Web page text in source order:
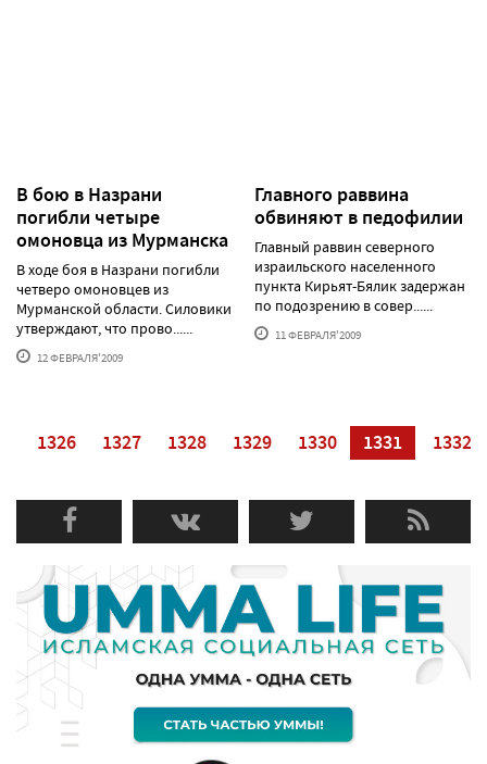
В бою в Назрани
погибли четыре
омоновца из Мурманска
В ходе боя в Назрани погибли
четверо омоновцев из
Мурманской области. Силовики
утверждают, что прово......
12 ФЕВРАЛЯ'2009
Главного раввина
обвиняют в педофилии
Главный раввин северного
израильского населенного
пункта Кирьят-Бялик задержан
по подозрению в совер......
11 ФЕВРАЛЯ'2009
1326 1327 1328 1329 1330 1331 1332